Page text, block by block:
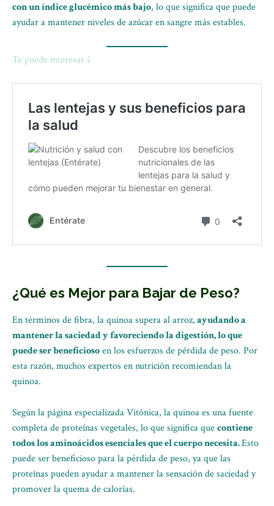
con un índice glucémico más bajo, lo que significa que puede
ayudar a mantener niveles de azúcar en sangre más estables.
Te puede interesar ↓
¿Qué es Mejor para Bajar de Peso?
En términos de fibra, la quinoa supera al arroz,ayudando a
mantener la saciedad y favoreciendo la digestión, lo que
puede ser beneficiosoen los esfuerzos de pérdida de peso. Por
esta razón, muchos expertos en nutrición recomiendan la
quinoa.
Según la página especializada Vitónica, la quinoa es una fuente
completa de proteínas vegetales, lo que significa quecontiene
todos los aminoácidos esenciales que el cuerpo necesita.Esto
puede ser beneficioso para la pérdida de peso, ya que las
proteínas pueden ayudar a mantener la sensación de saciedad y
promover la quema de calorías.